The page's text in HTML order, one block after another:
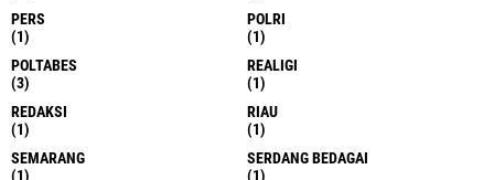
PERS
(1)
POLRI
(1)
POLTABES
(3)
REALIGI
(1)
REDAKSI
(1)
RIAU
(1)
SEMARANG
(1)
SERDANG BEDAGAI
(1)